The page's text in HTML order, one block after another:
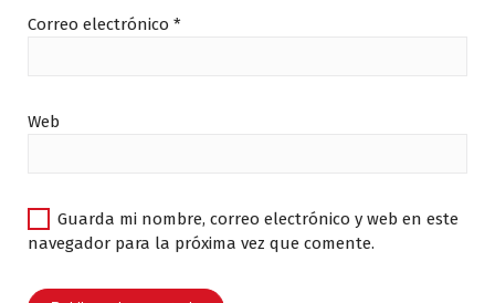
Correo electrónico *
Web
Guarda mi nombre, correo electrónico y web en este
navegador para la próxima vez que comente.